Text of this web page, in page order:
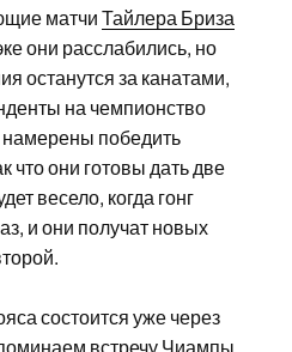
матчи Тайлера Бриза
они расслабились, но
останутся за канатами,
на чемпионство
победить
что они готовы дать две
весело, когда гонг
и они получат новых
состоится уже через
встречу Чиампы